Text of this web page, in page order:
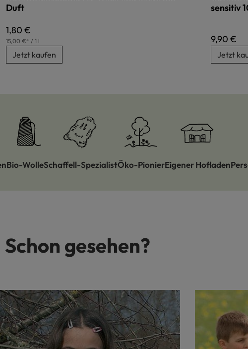
Duft
Regulärer Preis:
1,80 €
15,00 €* / 1 l
Jetzt kaufen
sensitiv
Regulärer
9,90 €
Jetzt
Bio-WolleSchaffell-SpezialistÖko-PionierEigener Hofladen
Schon gesehen?